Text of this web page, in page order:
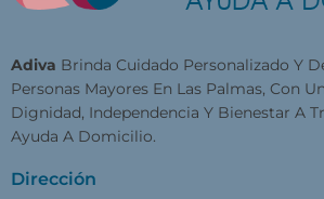
Adiva Brinda Cuidado Personalizado Y
Personas Mayores En Las Palmas, Con
Dignidad, Independencia Y Bienestar A
Ayuda A Domicilio.
Dirección